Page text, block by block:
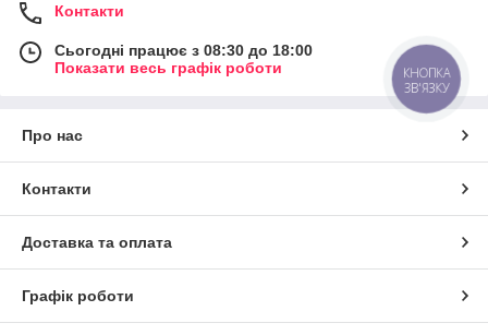
Контакти
Сьогодні працює з 08:30 до 18:00
Показати весь графік роботи
Про нас
Контакти
Доставка та оплата
Графік роботи
КНОПКА
ЗВ'ЯЗКУ